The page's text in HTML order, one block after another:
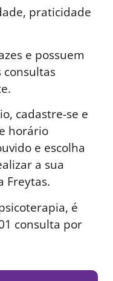
praticidade
e possuem
consultas
cadastre-se e
horário
e escolha
a sua
Freytas.
é
consulta por